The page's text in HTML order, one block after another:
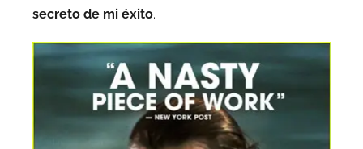
secreto de mi éxito.